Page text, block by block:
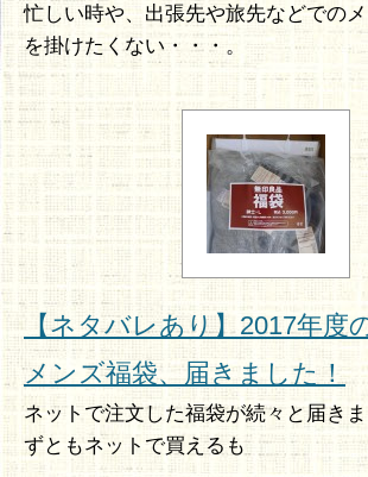
忙しい時や、出張先や旅先などでの
を掛けたくない・・・。
【ネタバレあり】2017年度
メンズ福袋、届きました！
ネットで注文した福袋が続々と届き
ずともネットで買えるも